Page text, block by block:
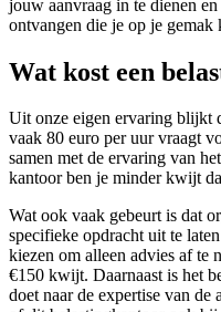
jouw aanvraag in te dienen
ontvangen die je op je gemak
Wat kost een
Uit onze eigen ervaring blijkt
vaak 80 euro per uur vraagt
samen met de ervaring van
kantoor ben je minder kwijt
Wat ook vaak gebeurt is dat
specifieke opdracht uit te
kiezen om alleen advies af te
€150 kwijt. Daarnaast is het
doet naar de expertise van